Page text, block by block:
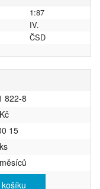
1:87
IV.
ČSD
822-8
15